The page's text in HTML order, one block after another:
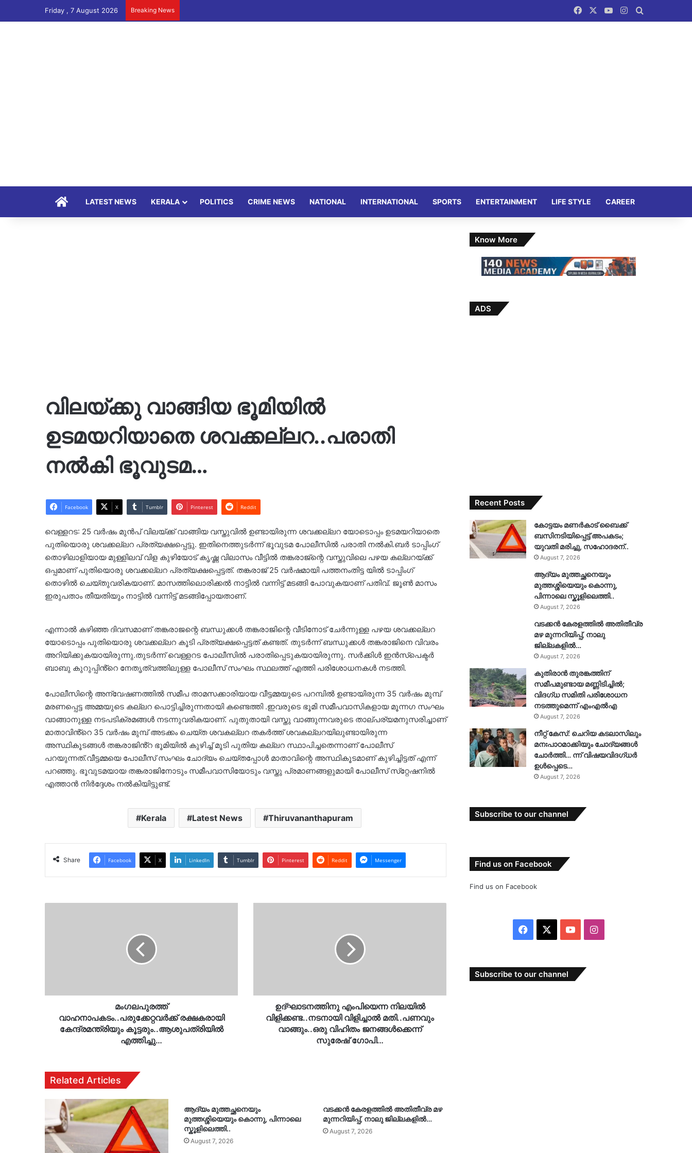
Friday , 7 August 2026 Breaking News FacebookYouTubeInstagram
HomeLATEST NEWS KERALA POLITICS CRIME NEWS NATIONAL INTERNATIONAL SPORTS ENTERTAINMENT LIFE STYLE CAREER
വിലയ്ക്കു വാങ്ങിയ ഭൂമിയിൽ
ഉടമയറിയാതെ ശവക്കല്ലറ..പരാതി
നൽകി ഭൂവുടമ…
Facebook X Tumblr Pinterest Reddit
വെള്ളറട: 25 വര്‍ഷം മുൻപ് വിലയ്ക്ക് വാങ്ങിയ വസ്തുവില്‍ ഉണ്ടായിരുന്ന ശവക്കല്ലറ യോടൊപ്പം ഉടമയറിയാതെ
പുതിയൊരു ശവക്കല്ലറ പ്രത്യക്ഷപ്പെട്ടു. ഇതിനെത്തുടർന്ന് ഭൂവുടമ പോലീസില്‍ പരാതി നല്‍കി.ബര്‍ ടാപ്പിംഗ്
തൊഴിലാളിയായ മുള്ളിലവ് വിള കുഴിയോട് കൃഷ്ണ വിലാസം വീട്ടില്‍ തങ്കരാജ്ന്റെ വസ്തുവിലെ പഴയ കല്ലറയ്ക്ക്
ഒപ്പമാണ് പുതിയൊരു ശവക്കല്ലറ പ്രത്യക്ഷപ്പെട്ടത്. തങ്കരാജ് 25 വര്‍ഷമായി പത്തനംതിട്ട യില്‍ ടാപ്പിംഗ്
തൊഴില്‍ ചെയ്തുവരികയാണ്. മാസത്തിലൊരിക്കല്‍ നാട്ടില്‍ വന്നിട്ട് മടങ്ങി പോവുകയാണ് പതിവ്. ജൂൺ മാസം
ഇരുപതാം തീയതിയും നാട്ടില്‍ വന്നിട്ട് മടങ്ങിപ്പോയതാണ്.
എന്നാൽ കഴിഞ്ഞ ദിവസമാണ് തങ്കരാജന്റെ ബന്ധുക്കള്‍ തങ്കരാജിന്റെ വീടിനോട് ചേര്‍ന്നുള്ള പഴയ ശവക്കല്ലറ
യോടൊപ്പം പുതിയൊരു ശവക്കല്ലറ കൂടി പ്രത്യക്ഷപ്പെട്ടത് കണ്ടത്. തുടർന്ന് ബന്ധുക്കൾ തങ്കരാജിനെ വിവരം
അറിയിക്കുകയായിരുന്നു.തുടര്‍ന്ന് വെള്ളറട പോലീസില്‍ പരാതിപ്പെടുകയായിരുന്നു. സര്‍ക്കിള്‍ ഇന്‍സ്‌പെക്ടര്‍
ബാബു കുറുപ്പിൻ്റെ നേതൃത്വത്തിലുള്ള പോലീസ് സംഘം സ്ഥലത്ത് എത്തി പരിശോധനകള്‍ നടത്തി.
പോലീസിന്റെ അന്വേഷണത്തില്‍ സമീപ താമസക്കാരിയായ വീട്ടമ്മയുടെ പറമ്പില്‍ ഉണ്ടായിരുന്ന 35 വര്‍ഷം മുമ്പ്
മരണപ്പെട്ട അമ്മയുടെ കല്ലറ പൊട്ടിച്ചിരുന്നതായി കണ്ടെത്തി .ഇവരുടെ ഭൂമി സമീപവാസികളായ മൂന്നഗ സംഘം
വാങ്ങാനുള്ള നടപടിക്രമങ്ങള്‍ നടന്നുവരികയാണ്. പുതുതായി വസ്തു വാങ്ങുന്നവരുടെ താല്പര്യമനുസരിച്ചാണ്
മാതാവിൻ്റെ 35 വര്‍ഷം മുമ്പ് അടക്കം ചെയ്ത ശവകല്ലറ തകര്‍ത്ത് ശവകല്ലറയിലുണ്ടായിരുന്ന
അസ്ഥികൂടങ്ങള്‍ തങ്കരാജിൻ്റ ഭൂമിയിൽ കുഴിച്ച് മൂടി പുതിയ കല്ലറ സ്ഥാപിച്ചതെന്നാണ് പോലീസ്
പറയുന്നത്.വീട്ടമ്മയെ പോലീസ് സംഘം ചോദ്യം ചെയ്തപ്പോൾ മാതാവിന്റെ അസ്ഥികൂടമാണ് കുഴിച്ചിട്ടത് എന്ന്
പറഞ്ഞു. ഭൂവുടമയായ തങ്കരാജിനോടും സമീപവാസിയോടും വസ്തു പ്രമാണങ്ങളുമായി പോലീസ് സ്‌റ്റേഷനില്‍
എത്താൻ നിർദ്ദേശം നൽകിയിട്ടുണ്ട്.
Kerala Latest News Thiruvananthapuram
Share Facebook X LinkedIn Tumblr Pinterest Reddit Messenger
മംഗലപുരത്ത്
വാഹനാപകടം..പരുക്കേറ്റവർക്ക് രക്ഷകരായി
കേന്ദ്രമന്ത്രിയും കൂട്ടരും..ആശുപത്രിയിൽ
എത്തിച്ചു…
ജനങ്ങൾക്കെന്ന്
സുരേഷ്
ഗോപി…
ഉദ്ഘാടനത്തിനു എംപിയെന്ന നിലയിൽ
വിളിക്കണ്ട..നടനായി വിളിച്ചാൽ മതി..പണവും
വാങ്ങും..ഒരു വിഹിതം ജനങ്ങൾക്കെന്ന്
സുരേഷ് ഗോപി…
Related Articles
ആദ്യം മുത്തച്ഛനെയും
മുത്തശ്ശിയെയും കൊന്നു, പിന്നാലെ
സ്കൂളിലെത്തി..
August 7, 2026
വടക്കൻ കേരളത്തിൽ അതിതീവ്ര മഴ
മുന്നറിയിപ്പ്, നാലു ജില്ലകളിൽ…
August 7, 2026
Know More
ADS
Recent Posts
കോട്ടയം മണർകാട് ബൈക്ക്
ബസിനടിയിപ്പെട്ട് അപകടം;
യുവതി മരിച്ചു, സഹോദരന്..
August 7, 2026
ആദ്യം മുത്തച്ഛനെയും
മുത്തശ്ശിയെയും കൊന്നു,
പിന്നാലെ സ്കൂളിലെത്തി..
August 7, 2026
വടക്കൻ കേരളത്തിൽ അതിതീവ്ര
മഴ മുന്നറിയിപ്പ്, നാലു
ജില്ലകളിൽ…
August 7, 2026
കുതിരാൻ തുരങ്കത്തിന്
സമീപമുണ്ടായ മണ്ണിടിച്ചിൽ;
വിദഗ്ധ സമിതി പരിശോധന
നടത്തുമെന്ന് എംഎൽഎ
August 7, 2026
നീറ്റ് കേസ്: ചെറിയ കടലാസിലും
മനഃപാഠമാക്കിയും ചോദ്യങ്ങൾ
ചോർത്തി… ന്ന് വിഷയവിദഗ്ധർ
ഉൾപ്പെടെ…
August 7, 2026
Subscribe to our channel
Find us on Facebook
Find us on Facebook
Facebook YouTubeInstagram
Subscribe to our channel